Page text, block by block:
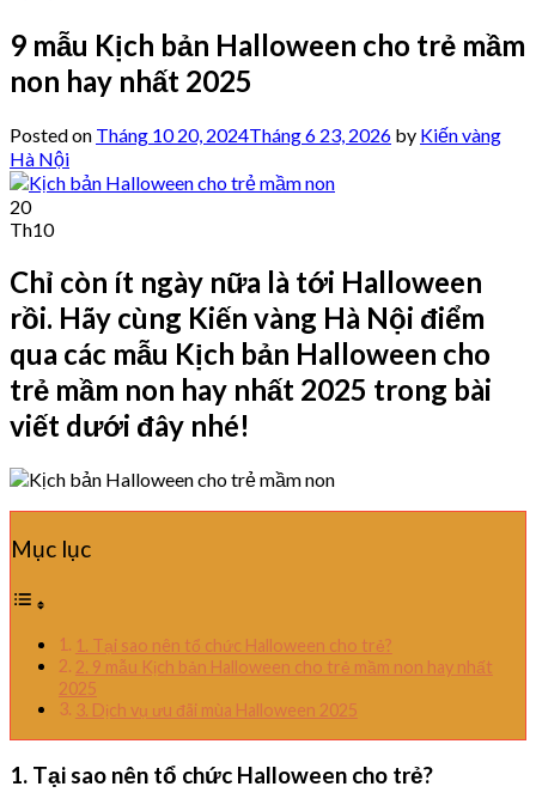
9 mẫu Kịch bản Halloween cho trẻ mầm
non hay nhất 2025
Posted on Tháng 10 20, 2024Tháng 6 23, 2026 by Kiến vàng
Hà Nội
20
Th10
Chỉ còn ít ngày nữa là tới Halloween
rồi. Hãy cùng Kiến vàng Hà Nội điểm
qua các mẫu Kịch bản Halloween cho
trẻ mầm non hay nhất 2025 trong bài
viết dưới đây nhé!
Mục lục
1. Tại sao nên tổ chức Halloween cho trẻ?
2. 9 mẫu Kịch bản Halloween cho trẻ mầm non hay nhất
2025
3. Dịch vụ ưu đãi mùa Halloween 2025
1. Tại sao nên tổ chức Halloween cho trẻ?